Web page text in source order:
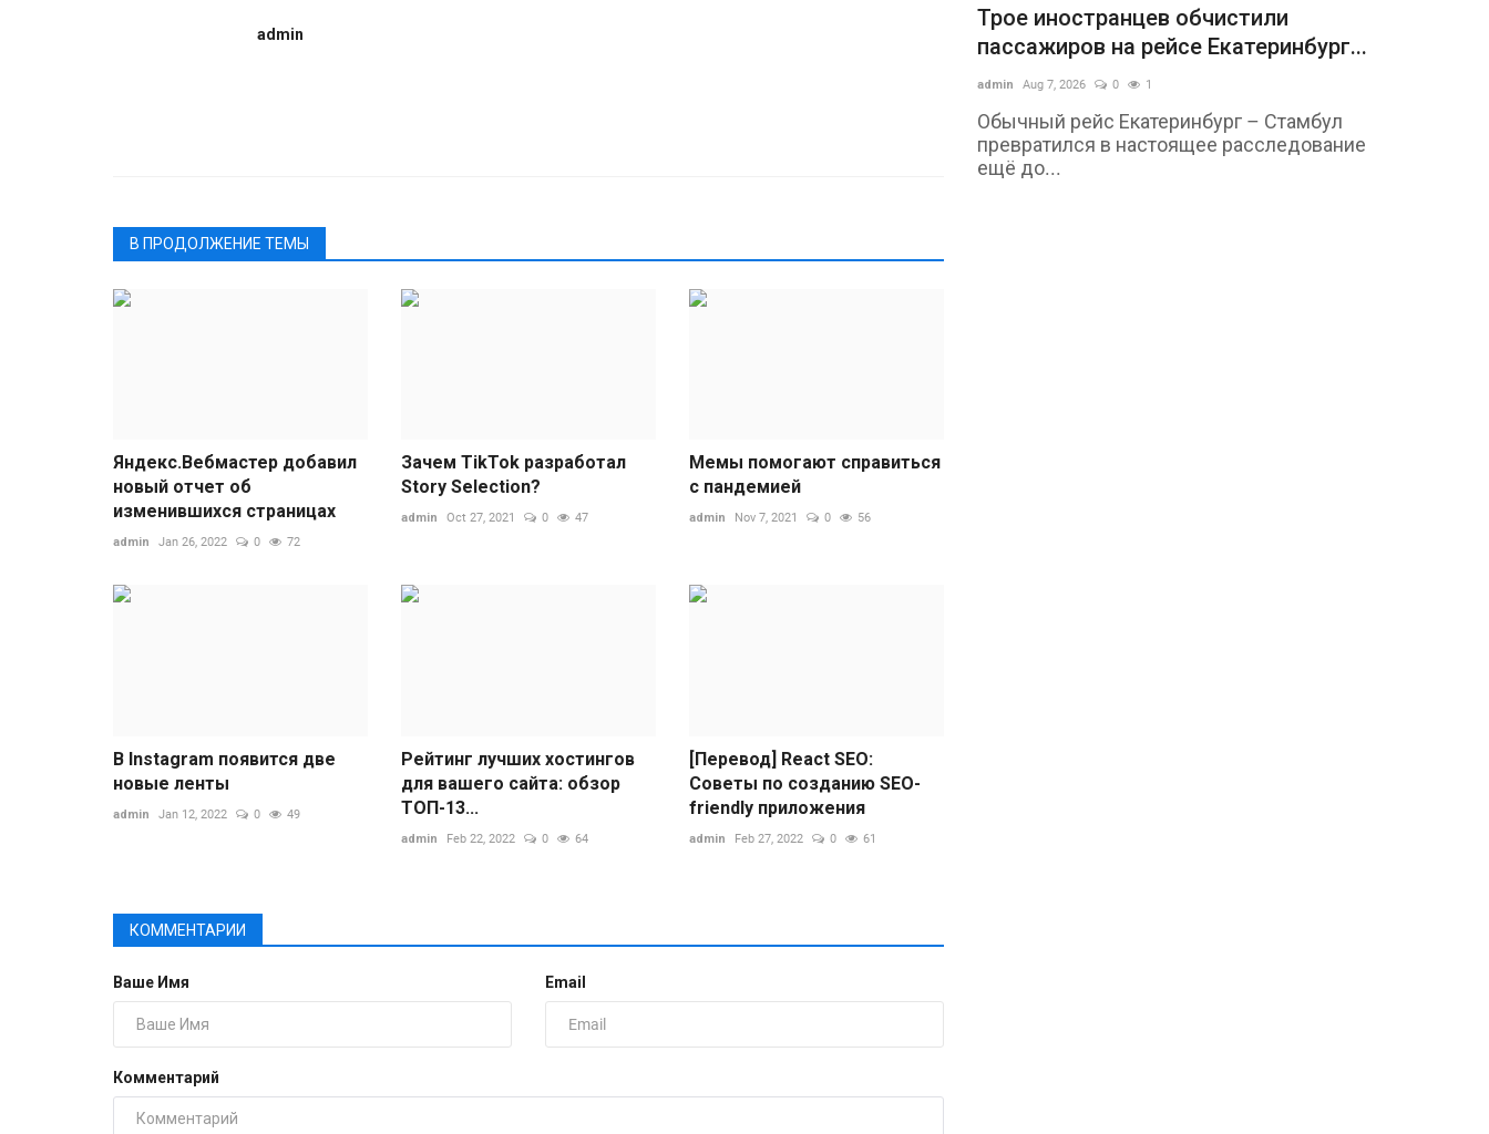
admin
В ПРОДОЛЖЕНИЕ ТЕМЫ
Яндекс.Вебмастер добавил
новый отчет об
изменившихся страницах
admin Jan 26, 2022 0 72
Зачем TikTok разработал
Story Selection?
admin Oct 27, 2021 0 47
Мемы помогают справиться
с пандемией
admin Nov 7, 2021 0 56
В Instagram появится две
новые ленты
admin Jan 12, 2022 0 49
Рейтинг лучших хостингов
для вашего сайта: обзор
ТОП-13...
admin Feb 22, 2022 0 64
[Перевод] React SEO:
Советы по созданию SEO-
friendly приложения
admin Feb 27, 2022 0 61
КОММЕНТАРИИ
Ваше Имя Email
Комментарий
Трое иностранцев обчистили
пассажиров на рейсе Екатеринбург...
admin Aug 7, 2026 0 1
Обычный рейс Екатеринбург – Стамбул
превратился в настоящее расследование
ещё до...